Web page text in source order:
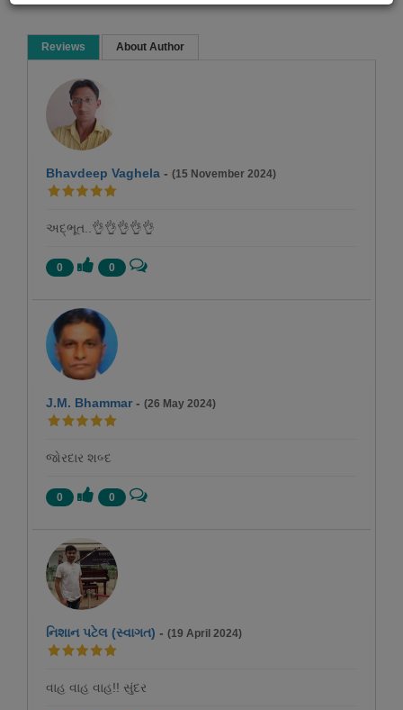
Reviews About Author
Bhavdeep Vaghela - (15 November 2024)
અદ્ભૂત..👌👌👌👌👌
0 0
J.M. Bhammar - (26 May 2024)
જોરદાર શબ્દ
0 0
નિશાન પટેલ (સ્વાગત) - (19 April 2024)
વાહ વાહ વાહ!! સુંદર